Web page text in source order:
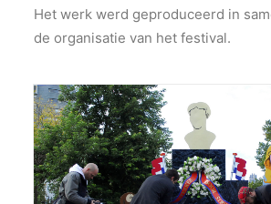
Het werk werd geproduceerd in
de organisatie van het festival.